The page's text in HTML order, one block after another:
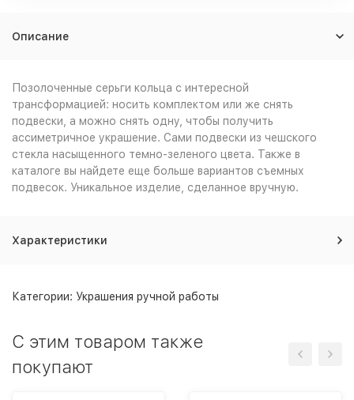
Описание
Позолоченные серьги кольца с интересной
трансформацией: носить комплектом или же снять
подвески, а можно снять одну, чтобы получить
ассиметричное украшение. Сами подвески из чешского
стекла насыщенного темно-зеленого цвета. Также в
каталоге вы найдете еще больше вариантов съемных
подвесок. Уникальное изделие, сделанное вручную.
Характеристики
Категории: Украшения ручной работы
C этим товаром также
покупают